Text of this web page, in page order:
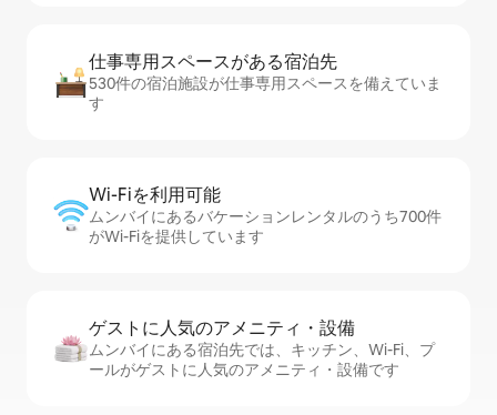
仕事専用ス⁠ペ⁠ー⁠スがあ⁠る宿⁠泊⁠先
530件の宿泊施設が仕事専用スペースを備えていま
す
Wi-Fiを利⁠用⁠可⁠能
ムンバイにあるバケーションレンタルのうち700件
がWi-Fiを提供しています
ゲストに人⁠気⁠のア⁠メ⁠ニ⁠テ⁠ィ・設⁠備
ムンバイにある宿泊先では、キッチン、Wi-Fi、プ
ールがゲストに人気のアメニティ・設備です